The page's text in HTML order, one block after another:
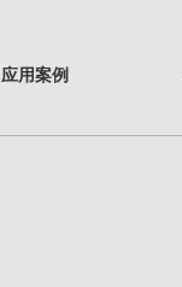
应用案例